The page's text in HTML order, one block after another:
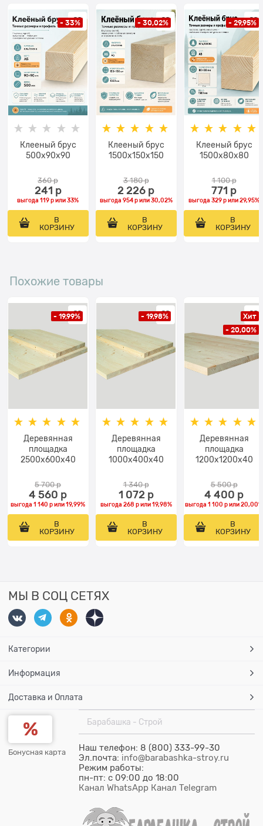
- 33%
Клееный брус
500х90x90
360 р
241 р
выгода119 рили33%
В
КОРЗИНУ
- 30,02%
Клееный брус
1500х150x150
3 180 р
2 226 р
выгода 954 рили30,02%
В
КОРЗИНУ
- 29,95%
Клееный брус
1500х80x80
1 100 р
771 р
выгода329 рили29,95%
В
КОРЗИНУ
Похожие товары
- 19,99%
Деревянная
площадка
2500х600х40
5 700 р
4 560 р
выгода1 140 рили19,99%
В
КОРЗИНУ
- 19,98%
Деревянная
площадка
1000х400х40
1 340 р
1 072 р
выгода 268 рили19,98%
В
КОРЗИНУ
Хит
- 20,00%
Деревянная
площадка
1200х1200х40
5 500 р
4 400 р
выгода1 100 рили20,00%
В
КОРЗИНУ
МЫ В СОЦ СЕТЯХ
Категории
Информация
Доставка и Оплата
Бонусная карта
Барабашка - Строй
Наш телефон: 8 (800) 333-99-30
Эл.почта: info@barabashka-stroy.ru
Режим работы:
пн-пт: c 09:00 до 18:00
Канал WhatsApp Канал Telegram